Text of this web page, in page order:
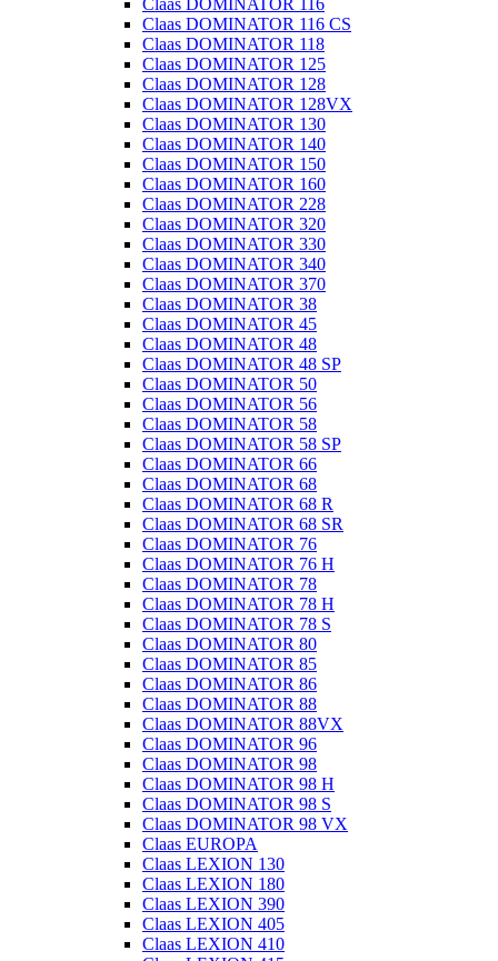
Claas DOMINATOR 116
Claas DOMINATOR 116 CS
Claas DOMINATOR 118
Claas DOMINATOR 125
Claas DOMINATOR 128
Claas DOMINATOR 128VX
Claas DOMINATOR 130
Claas DOMINATOR 140
Claas DOMINATOR 150
Claas DOMINATOR 160
Claas DOMINATOR 228
Claas DOMINATOR 320
Claas DOMINATOR 330
Claas DOMINATOR 340
Claas DOMINATOR 370
Claas DOMINATOR 38
Claas DOMINATOR 45
Claas DOMINATOR 48
Claas DOMINATOR 48 SP
Claas DOMINATOR 50
Claas DOMINATOR 56
Claas DOMINATOR 58
Claas DOMINATOR 58 SP
Claas DOMINATOR 66
Claas DOMINATOR 68
Claas DOMINATOR 68 R
Claas DOMINATOR 68 SR
Claas DOMINATOR 76
Claas DOMINATOR 76 H
Claas DOMINATOR 78
Claas DOMINATOR 78 H
Claas DOMINATOR 78 S
Claas DOMINATOR 80
Claas DOMINATOR 85
Claas DOMINATOR 86
Claas DOMINATOR 88
Claas DOMINATOR 88VX
Claas DOMINATOR 96
Claas DOMINATOR 98
Claas DOMINATOR 98 H
Claas DOMINATOR 98 S
Claas DOMINATOR 98 VX
Claas EUROPA
Claas LEXION 130
Claas LEXION 180
Claas LEXION 390
Claas LEXION 405
Claas LEXION 410